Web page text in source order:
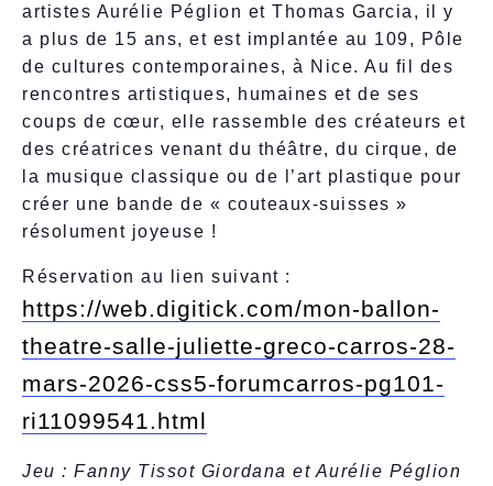
artistes Aurélie Péglion et Thomas Garcia, il y
a plus de 15 ans, et est implantée au 109, Pôle
de cultures contemporaines, à Nice. Au fil des
rencontres artistiques, humaines et de ses
coups de cœur, elle rassemble des créateurs et
des créatrices venant du théâtre, du cirque, de
la musique classique ou de l’art plastique pour
créer une bande de « couteaux-suisses »
résolument joyeuse !
Réservation au lien suivant :
https://web.digitick.com/mon-ballon-
theatre-salle-juliette-greco-carros-28-
mars-2026-css5-forumcarros-pg101-
ri11099541.html
Jeu : Fanny Tissot Giordana et Aurélie Péglion